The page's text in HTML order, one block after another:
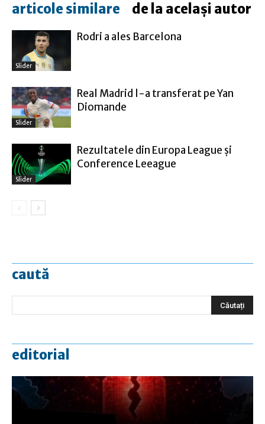
articole similare de la același autor
Slider
Rodri a ales Barcelona
Slider
Real Madrid l-a transferat pe Yan
Diomande
Slider
Rezultatele din Europa League şi
Conference Leeague
caută
editorial